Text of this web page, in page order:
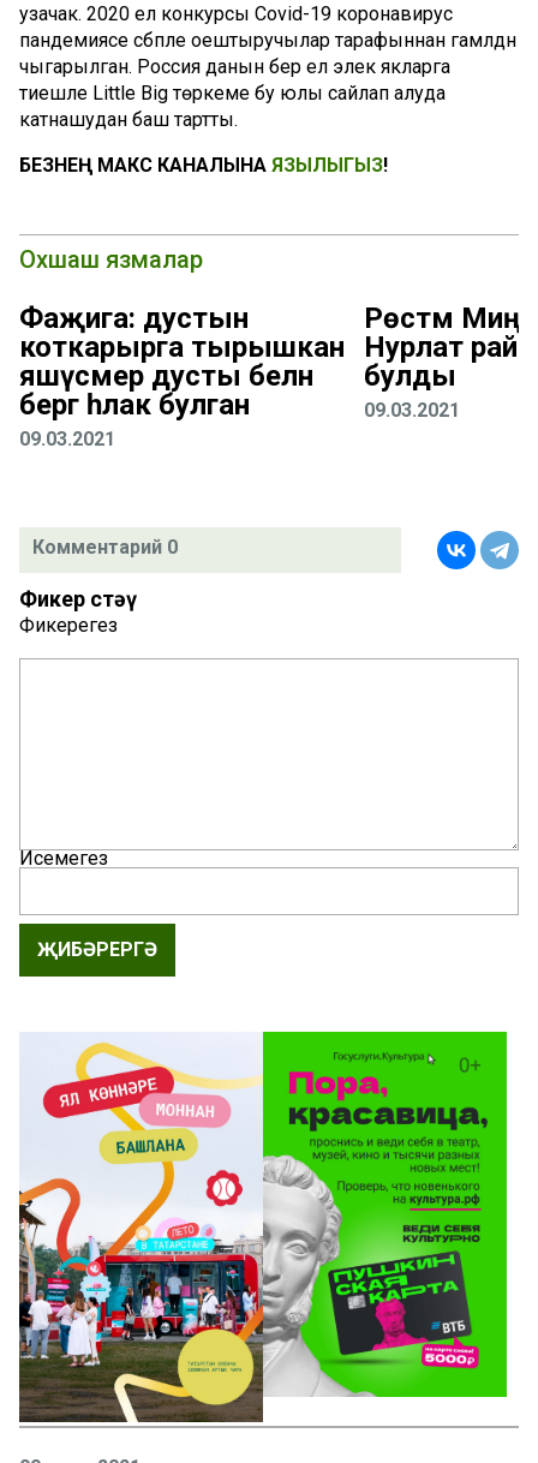
узачак. 2020 ел конкурсы Covid-19 коронавирус
пандемиясе сәбәпле оештыручылар тарафыннан гамәлдән
чыгарылган. Россия данын бер ел элек якларга
тиешле Little Big төркеме бу юлы сайлап алуда
катнашудан баш тартты.
БЕЗНЕҢ МАКС КАНАЛЫНА ЯЗЫЛЫГЫЗ!
Охшаш язмалар
Фаҗига: дустын
коткарырга тырышкан
яшүсмер дусты белән
бергә һәлак булган
09.03.2021
Рөстәм
Нурлат
булды
09.03.2021
Комментарий 0
Фикер өстәү
Фикерегез
Исемегез
ҖИБӘРЕРГӘ